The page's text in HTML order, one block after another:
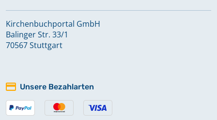
Kirchenbuchportal GmbH
Balinger Str. 33/1
70567 Stuttgart
Unsere Bezahlarten